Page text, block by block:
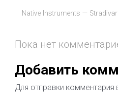
Native Instruments —
Пока нет
Добавить
Для отправки